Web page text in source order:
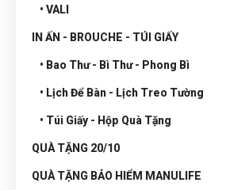
• VALI
IN ẤN - BROUCHE - TÚI GIẤY
• Bao Thư - Bì Thư - Phong Bì
• Lịch Để Bàn - Lịch Treo Tường
• Túi Giấy - Hộp Quà Tặng
QUÀ TẶNG 20/10
QUÀ TẶNG BẢO HIỂM MANULIFE